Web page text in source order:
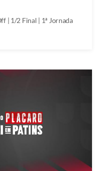
| 1/2 Final | 1ª Jornada